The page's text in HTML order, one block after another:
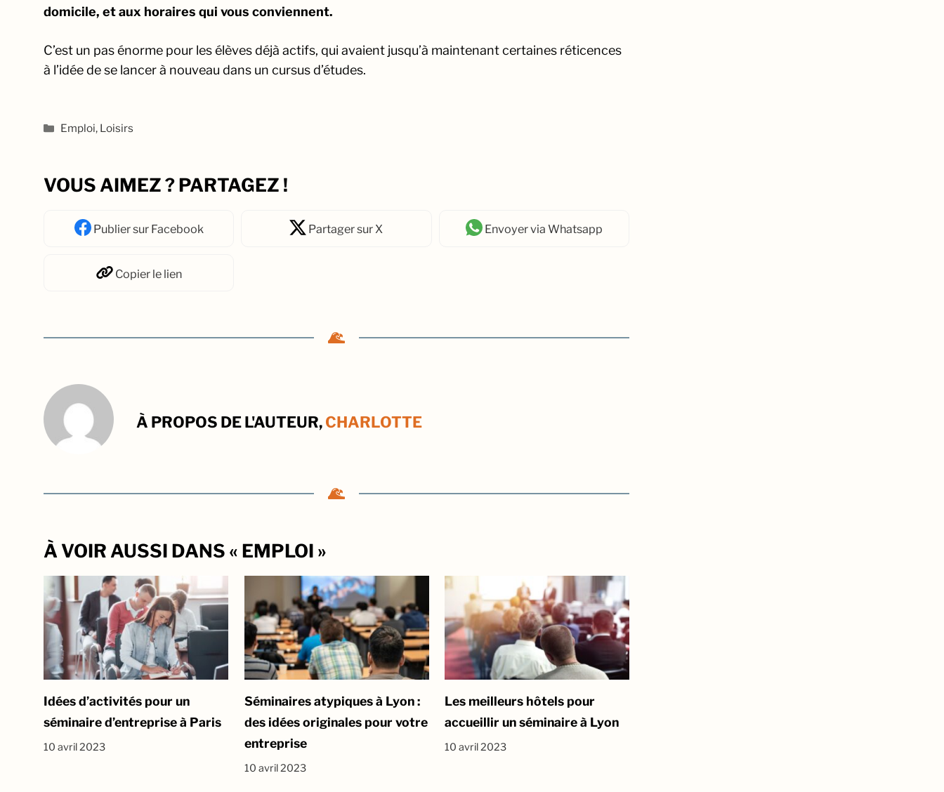
domicile, et aux horaires qui vous conviennent.
C’est un pas énorme pour les élèves déjà actifs, qui avaient jusqu’à maintenant certaines réticences
à l’idée de se lancer à nouveau dans un cursus d’études.
Catégories
Emploi, Loisirs
VOUS AIMEZ ? PARTAGEZ !
Publiersur Facebook Partagersur X Envoyervia Whatsapp
Copierle lien
À PROPOS DE L'AUTEUR,CHARLOTTE
À VOIR AUSSI DANS « EMPLOI »
Idées d’activités pour un
séminaire d’entreprise à Paris
10 avril 2023
Séminaires atypiques à Lyon :
des idées originales pour votre
entreprise
10 avril 2023
Les meilleurs hôtels pour
accueillir un séminaire à Lyon
10 avril 2023